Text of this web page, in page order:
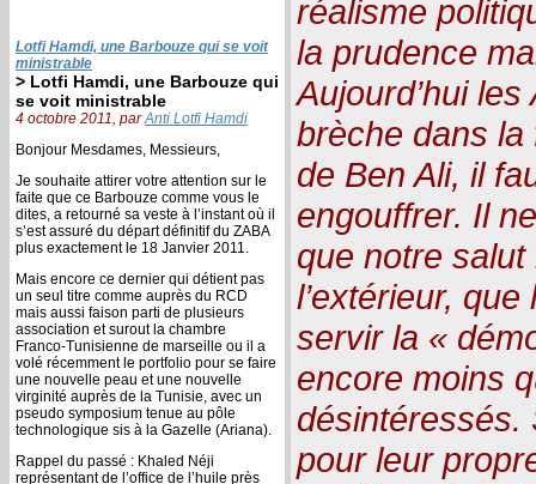
Lotfi Hamdi, une Barbouze qui se voit
ministrable
> Lotfi Hamdi, une Barbouze qui
se voit ministrable
4 octobre 2011, parAnti Lotfi Hamdi
Bonjour Mesdames, Messieurs,
Je souhaite attirer votre attention sur le
faite que ce Barbouze comme vous le
dites, a retourné sa veste à l’instant où il
s’est assuré du départ définitif du ZABA
plus exactement le 18 Janvier 2011.
Mais encore ce dernier qui détient pas
un seul titre comme auprès du RCD
mais aussi faison parti de plusieurs
association et surout la chambre
Franco-Tunisienne de marseille ou il a
volé récemment le portfolio pour se faire
une nouvelle peau et une nouvelle
virginité auprès de la Tunisie, avec un
pseudo symposium tenue au pôle
technologique sis à la Gazelle (Ariana).
Rappel du passé : Khaled Néji
représentant de l’office de l’huile près
réalisme
la prudence
Aujourd’hui
brèche dans
de Ben Ali, il
engouffrer. Il
que notre
l’extérieur,
servir la «
encore moins
désintéressés.
pour leur